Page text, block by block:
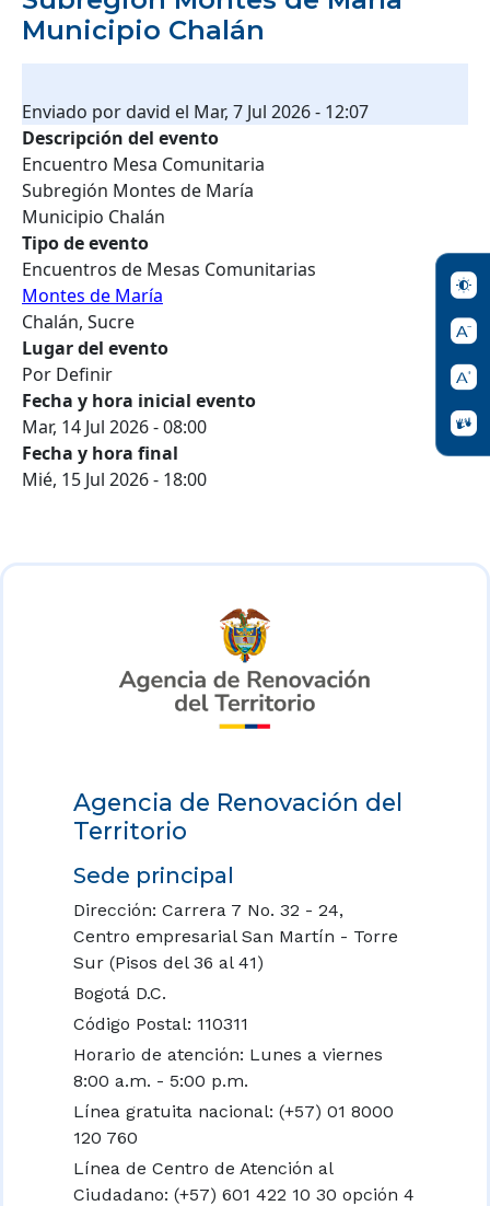
Municipio Chalán
Enviado pordavid el Mar, 7 Jul 2026 - 12:07
Descripción del evento
Encuentro Mesa Comunitaria
Subregión Montes de María
Municipio Chalán
Tipo de evento
Encuentros de Mesas Comunitarias
Montes de María
Chalán, Sucre
Lugar del evento
Por Definir
Fecha y hora inicial evento
Mar, 14 Jul 2026 - 08:00
Fecha y hora final
Mié, 15 Jul 2026 - 18:00
Agencia de Renovación del
Territorio
Sede principal
Dirección: Carrera 7 No. 32 - 24,
Centro empresarial San Martín - Torre
Sur (Pisos del 36 al 41)
Bogotá D.C.
Código Postal: 110311
Horario de atención: Lunes a viernes
8:00 a.m. - 5:00 p.m.
Línea gratuita nacional: (+57) 01 8000
120 760
Línea de Centro de Atención al
Ciudadano: (+57) 601 422 10 30 opción 4